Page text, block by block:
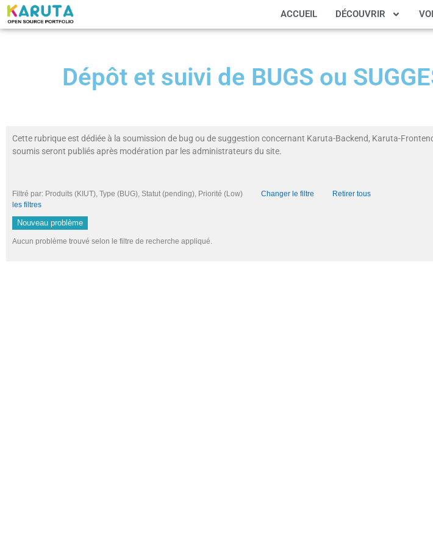
ACCUEIL DÉCOUVRIR
Dépôt et suivi de BUGS ou
Cette rubrique est dédiée à la soumission de bug ou de suggestion concernant Karuta-Backend, Karuta-
soumis seront publiés après modération par les administrateurs du site.
Filtré par: Produits (KIUT), Type (BUG), Statut (pending), Priorité (Low) Changer le filtre
Retirer tous
les filtres
Nouveau problème
Aucun problème trouvé selon le filtre de recherche appliqué.